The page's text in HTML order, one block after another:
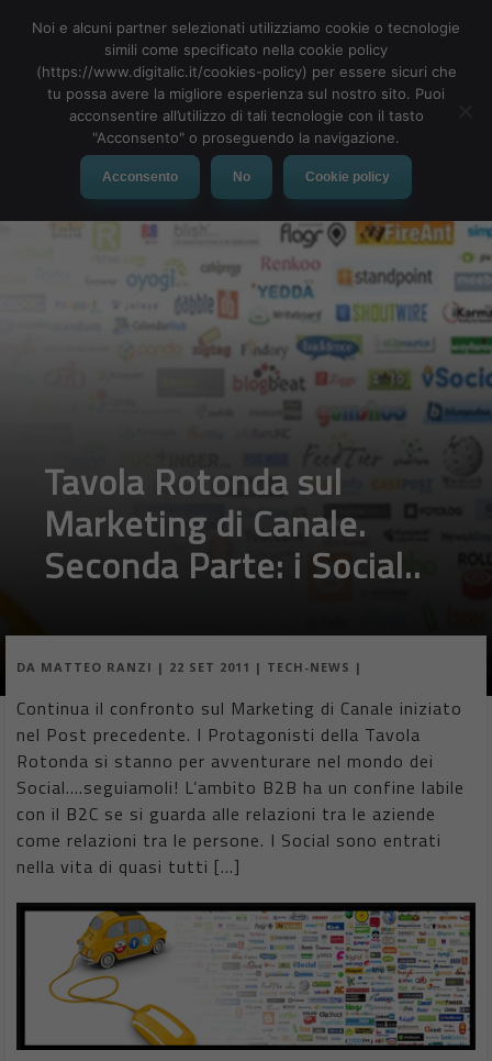
MENU
Tavola Rotonda sul
Marketing di Canale.
Seconda Parte: i Social..
DA MATTEO RANZI | 22 SET 2011 | TECH-NEWS |
Continua il confronto sul Marketing di Canale iniziato
nel Post precedente. I Protagonisti della Tavola
Rotonda si stanno per avventurare nel mondo dei
Social….seguiamoli! L’ambito B2B ha un confine labile
con il B2C se si guarda alle relazioni tra le aziende
come relazioni tra le persone. I Social sono entrati
nella vita di quasi tutti […]
Noi e alcuni partner selezionati utilizziamo cookie o tecnologie
simili come specificato nella cookie policy
(https://www.digitalic.it/cookies-policy) per essere sicuri che
tu possa avere la migliore esperienza sul nostro sito. Puoi
acconsentire all’utilizzo di tali tecnologie con il tasto
"Acconsento" o proseguendo la navigazione.
Acconsento No Cookie policy